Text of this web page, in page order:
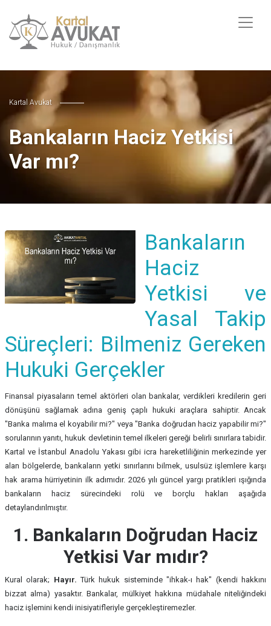
Kartal Avukat
Bankaların Haciz Yetkisi
Var mı?
Bankaların
Haciz
Yetkisi ve
Yasal Takip
Süreçleri: Bilmeniz Gereken
Hukuki Gerçekler
Finansal piyasaların temel aktörleri olan bankalar, verdikleri kredilerin geri
dönüşünü sağlamak adına geniş çaplı hukuki araçlara sahiptir. Ancak
"Banka malıma el koyabilir mi?" veya "Banka doğrudan haciz yapabilir mi?"
sorularının yanıtı, hukuk devletinin temel ilkeleri gereği belirli sınırlara tabidir.
Kartal ve İstanbul Anadolu Yakası gibi icra hareketliliğinin merkezinde yer
alan bölgelerde, bankaların yetki sınırlarını bilmek, usulsüz işlemlere karşı
hak arama hürriyetinin ilk adımıdır. 2026 yılı güncel yargı pratikleri ışığında
bankaların haciz sürecindeki rolü ve borçlu hakları aşağıda
detaylandırılmıştır.
1. Bankaların Doğrudan Haciz
Yetkisi Var mıdır?
Kural olarak; Hayır. Türk hukuk sisteminde "ihkak-ı hak" (kendi hakkını
bizzat alma) yasaktır. Bankalar, mülkiyet hakkına müdahale niteliğindeki
haciz işlemini kendi inisiyatifleriyle gerçekleştiremezler.